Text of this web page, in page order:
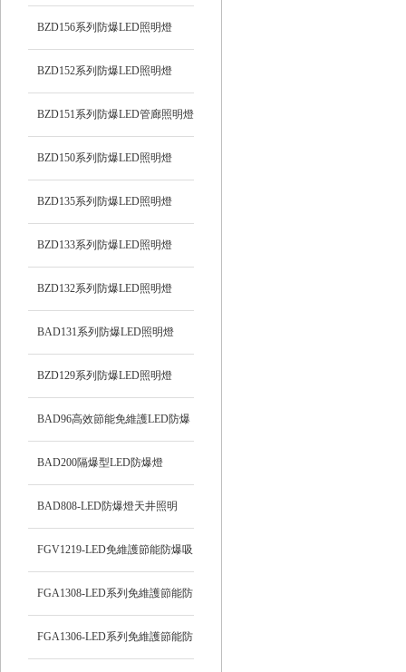
BZD156系列防爆LED照明燈
BZD152系列防爆LED照明燈
BZD151系列防爆LED管廊照明燈
BZD150系列防爆LED照明燈
BZD135系列防爆LED照明燈
BZD133系列防爆LED照明燈
BZD132系列防爆LED照明燈
BAD131系列防爆LED照明燈
BZD129系列防爆LED照明燈
BAD96高效節能免維護LED防爆
燈
BAD200隔爆型LED防爆燈
BAD808-LED防爆燈天井照明
FGV1219-LED免維護節能防爆吸
頂燈
FGA1308-LED系列免維護節能防
爆燈
FGA1306-LED系列免維護節能防